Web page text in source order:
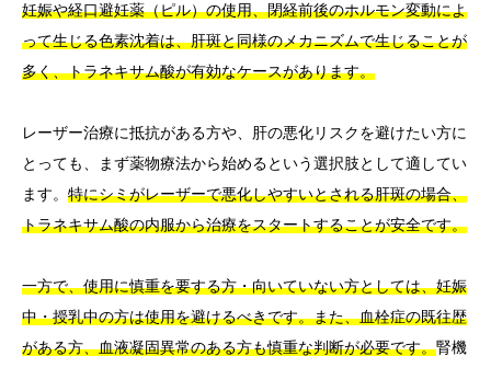
妊娠や経口避妊薬（ピル）の使用、閉経前後のホルモン変動によ
って生じる色素沈着は、肝斑と同様のメカニズムで生じることが
多く、トラネキサム酸が有効なケースがあります。
レーザー治療に抵抗がある方や、肝の悪化リスクを避けたい方に
とっても、まず薬物療法から始めるという選択肢として適してい
ます。 特にシミがレーザーで悪化しやすいとされる肝斑の場合、
トラネキサム酸の内服から治療をスタートすることが安全です。
一方で、使用に慎重を要する方・向いていない方としては、妊娠
中・授乳中の方は使用を避けるべきです。また、血栓症の既往歴
がある方、血液凝固異常のある方も慎重な判断が必要です。腎機